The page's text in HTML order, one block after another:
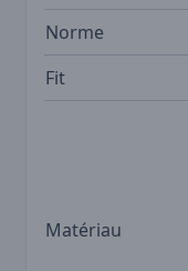
Norme
Fit
Matériau